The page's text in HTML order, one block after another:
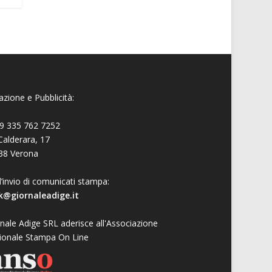
e Pubblicità:
335 762 7252
17
Verona
di comunicati stampa:
Adige SRL aderisce all'Associazione
Stampa On Line